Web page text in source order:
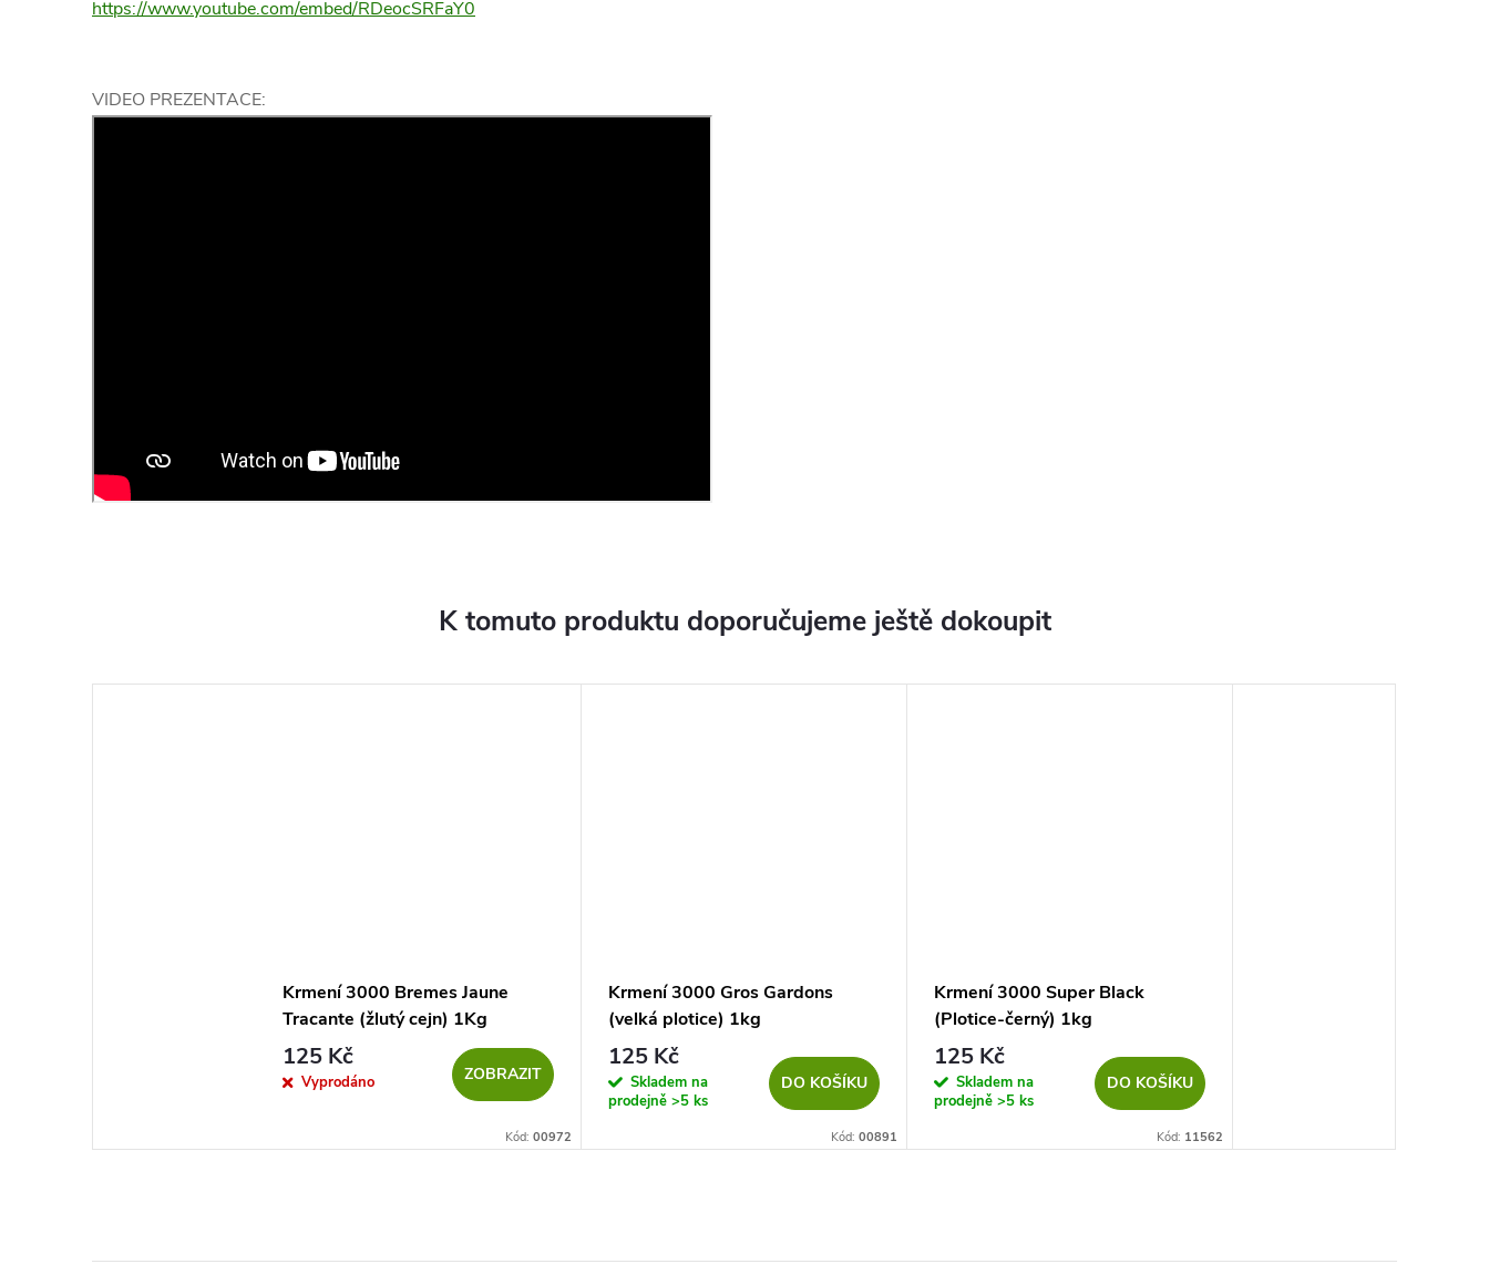
https://www.youtube.com/embed/RDeocSRFaY0
VIDEO PREZENTACE:
K tomuto produktu doporučujeme ještě dokoupit
Krmení 3000 Bremes Jaune
Tracante (žlutý cejn) 1Kg
125 Kč
Vyprodáno ZOBRAZIT
Kód: 00972
Krmení 3000 Gros Gardons
(velká plotice) 1kg
125 Kč
Skladem na
prodejně >5 ks
DO KOŠÍKU
Kód: 00891
Krmení 3000 Super Black
(Plotice-černý) 1kg
125 Kč
Skladem na
prodejně >5 ks
DO KOŠÍKU
Kód: 11562